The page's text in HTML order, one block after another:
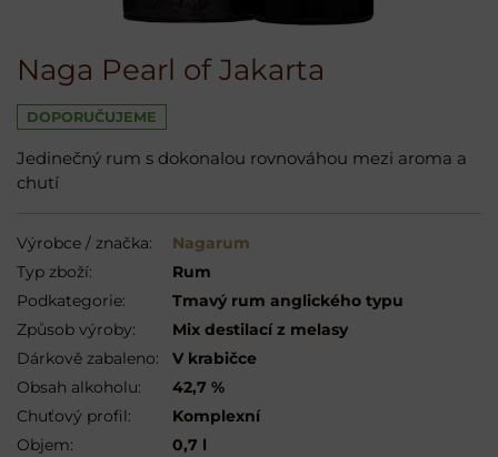
Naga Pearl of Jakarta
DOPORUČUJEME
Jedinečný rum s dokonalou rovnováhou mezi aroma a
chutí
Výrobce / značka:
Nagarum
Typ zboží:
Rum
Podkategorie:
Tmavý rum anglického typu
Způsob výroby:
Mix destilací z melasy
Dárkově zabaleno:
V krabičce
Obsah alkoholu:
42,7 %
Chuťový profil:
Komplexní
Objem:
0,7 l